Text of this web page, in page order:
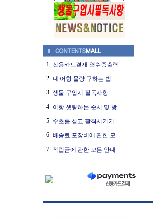
1 신용카드결재 영수증출력
2 내 어항 물량 구하는 법
3 생물 구입시 필독사항
4 어항 셋팅하는 순서 및 방
5 수초를 심고 활착시키기
6 배송료,포장비에 관한 모
7 적립금에 관한 모든 안내